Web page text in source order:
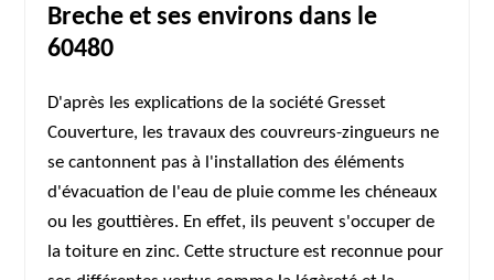
Breche et ses environs dans le
60480
D'après les explications de la société Gresset
Couverture, les travaux des couvreurs-zingueurs ne
se cantonnent pas à l'installation des éléments
d'évacuation de l'eau de pluie comme les chéneaux
ou les gouttières. En effet, ils peuvent s'occuper de
la toiture en zinc. Cette structure est reconnue pour